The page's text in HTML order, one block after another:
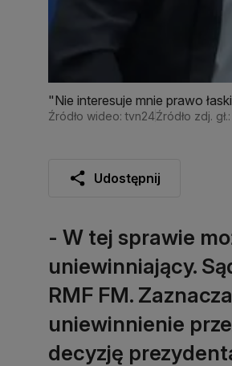
"Nie interesuje mnie prawo
Źródło wideo: tvn24Źródło zdj.
Udostępnij
- W tej sprawie
uniewinniający.
RMF FM.
uniewinnienie
decyzję